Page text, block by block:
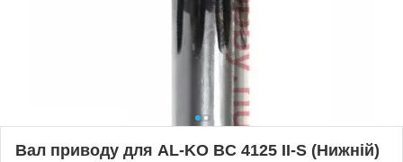
Вал приводу для AL-KO BC 4125 II-S (Нижній)